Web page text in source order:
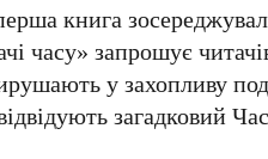
книга
часу» запрошує
у захопливу
загадковий